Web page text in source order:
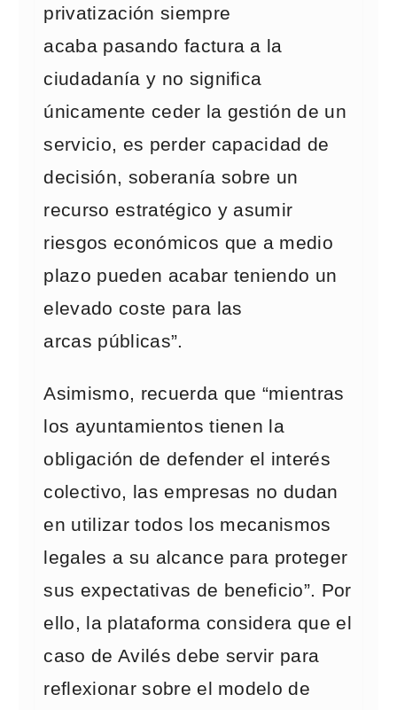
privatización siempre
acaba pasando factura a la
ciudadanía y no significa
únicamente ceder la gestión de un
servicio, es perder capacidad de
decisión, soberanía sobre un
recurso estratégico y asumir
riesgos económicos que a medio
plazo pueden acabar teniendo un
elevado coste para las
arcas públicas”.
Asimismo, recuerda que “mientras
los ayuntamientos tienen la
obligación de defender el interés
colectivo, las empresas no dudan
en utilizar todos los mecanismos
legales a su alcance para proteger
sus expectativas de beneficio”. Por
ello, la plataforma considera que el
caso de Avilés debe servir para
reflexionar sobre el modelo de